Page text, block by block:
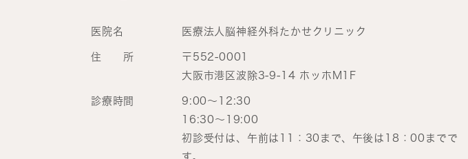
医院名 医療法人脳神経外科たかせクリニック
住 所
〒552-0001
大阪市港区波除3-9-14 ホッホM1F
診療時間
9:00～12:30
16:30～19:00
初診受付は、午前は11：30まで、午後は18：00までで
す。